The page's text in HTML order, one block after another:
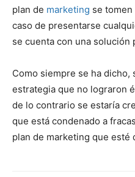
plan de marketing se
caso de presentarse
se cuenta con una solución
Como siempre se ha dicho,
estrategia que no lograron
de lo contrario se estaría
que está condenado a
plan de marketing que esté